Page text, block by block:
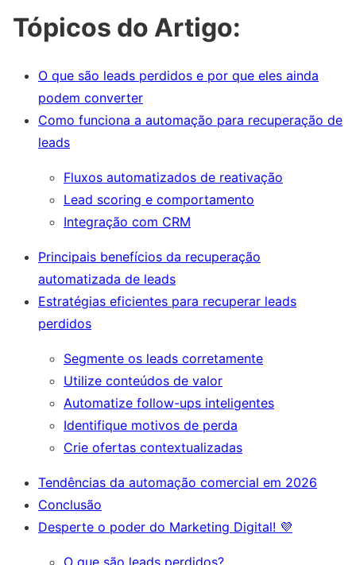
Tópicos do Artigo:
O que são leads perdidos e por que eles ainda
podem converter
Como funciona a automação para recuperação de
leads
Fluxos automatizados de reativação
Lead scoring e comportamento
Integração com CRM
Principais benefícios da recuperação
automatizada de leads
Estratégias eficientes para recuperar leads
perdidos
Segmente os leads corretamente
Utilize conteúdos de valor
Automatize follow-ups inteligentes
Identifique motivos de perda
Crie ofertas contextualizadas
Tendências da automação comercial em 2026
Conclusão
Desperte o poder do Marketing Digital! 💜
O que são leads perdidos?